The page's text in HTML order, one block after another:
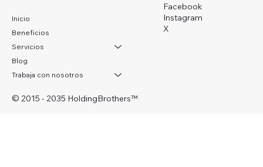
Inicio
Beneficios
Servicios
Blog
Trabaja con nosotros
Facebook
Instagram
X
© 2015 - 2035 HoldingBrothers™